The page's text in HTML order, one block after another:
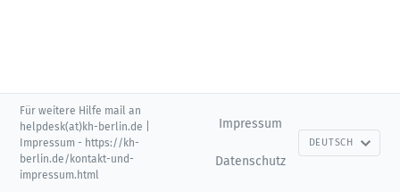
Für weitere Hilfe mail an
helpdesk(at)kh-berlin.de |
Impressum - https://kh-
berlin.de/kontakt-und-
impressum.html
Impressum
Datenschutz
DEUTSCH